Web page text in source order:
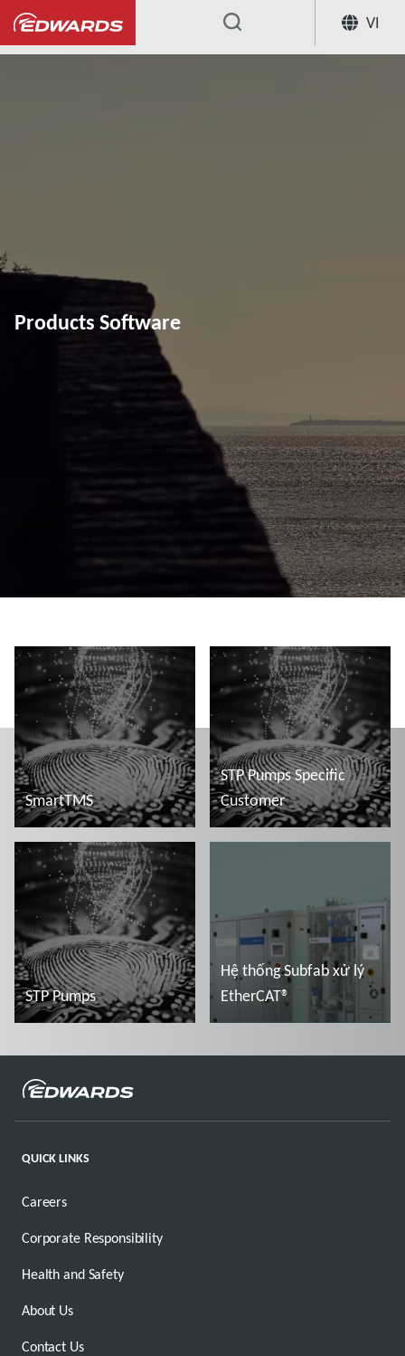
VI
...
Products Software
SmartTMS
Đọc thêm
STP Pumps Specific
Customer
STP Pumps
Hệ thống Subfab xử lý
EtherCAT®
QUICK LINKS
Careers
Corporate Responsibility
Health and Safety
About Us
Contact Us